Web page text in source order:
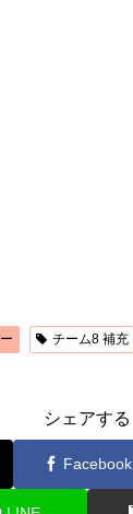
チーム8 補充
シェアする
Facebook